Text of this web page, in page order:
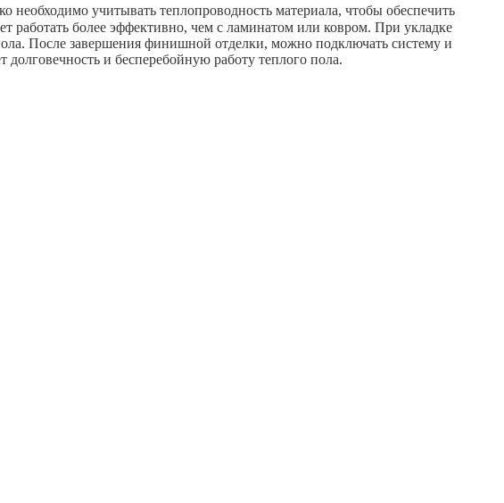
необходимо учитывать теплопроводность материала, чтобы обеспечить
работать более эффективно, чем с ламинатом или ковром. При укладке
После завершения финишной отделки, можно подключать систему и
и бесперебойную работу теплого пола.